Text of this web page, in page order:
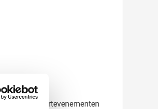
tijdens sportevenementen